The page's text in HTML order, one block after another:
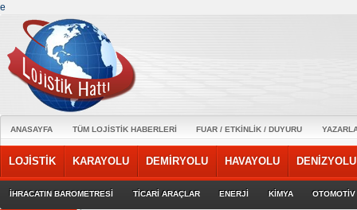
e
ANASAYFA TÜM LOJİSTİK HABERLERİ FUAR / ETKİNLİK / DUYURU
LOJİSTİK KARAYOLU DEMİRYOLU HAVAYOLU DENİZYOLU
İHRACATIN BAROMETRESİ TİCARİ ARAÇLAR ENERJİ KİMYA OTOMOTİV